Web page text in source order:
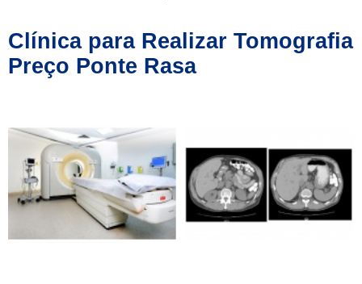
Clínica para Realizar Tomografia
Preço Ponte Rasa